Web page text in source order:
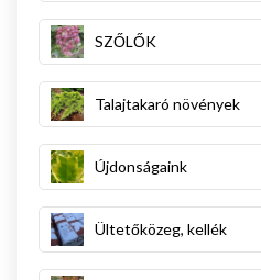
SZŐLŐK
Talajtakaró növények
Újdonságaink
Ültetőközeg, kellék